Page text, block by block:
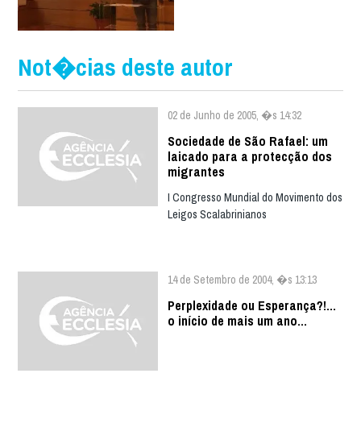
Not�cias deste autor
02 de Junho de 2005, �s 14:32
Sociedade de São Rafael: um
laicado para a protecção dos
migrantes
I Congresso Mundial do Movimento dos
Leigos Scalabrinianos
14 de Setembro de 2004, �s 13:13
Perplexidade ou Esperança?!...
o início de mais um ano...